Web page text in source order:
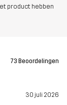
product hebben
73 Beoordelingen
30 juli 2026